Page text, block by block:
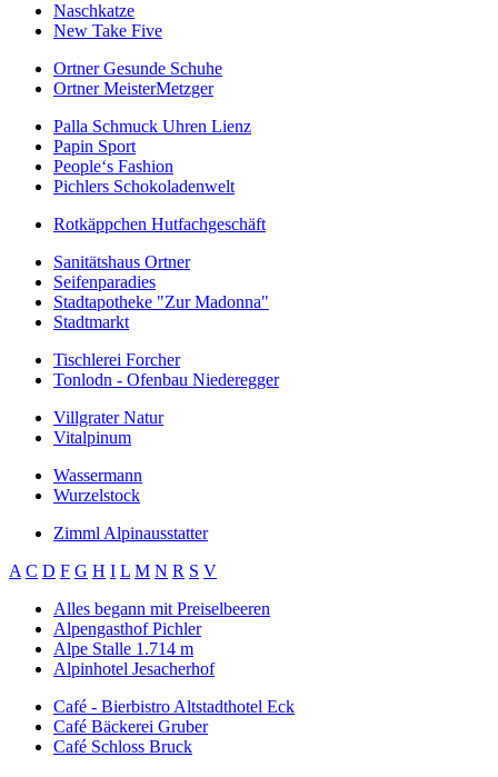
Naschkatze
New Take Five
Ortner Gesunde Schuhe
Ortner MeisterMetzger
Palla Schmuck Uhren Lienz
Papin Sport
People‘s Fashion
Pichlers Schokoladenwelt
Rotkäppchen Hutfachgeschäft
Sanitätshaus Ortner
Seifenparadies
Stadtapotheke "Zur Madonna"
Stadtmarkt
Tischlerei Forcher
Tonlodn - Ofenbau Niederegger
Villgrater Natur
Vitalpinum
Wassermann
Wurzelstock
Zimml Alpinausstatter
A C D F G H I L M N R S V
Alles begann mit Preiselbeeren
Alpengasthof Pichler
Alpe Stalle 1.714 m
Alpinhotel Jesacherhof
Café - Bierbistro Altstadthotel Eck
Café Bäckerei Gruber
Café Schloss Bruck